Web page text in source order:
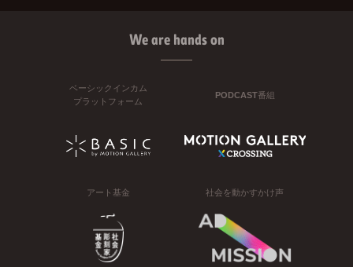
We are hands on
ベーシックインカム
プラットフォーム
PODCAST番組
アート基金 社会を動かすかけ声